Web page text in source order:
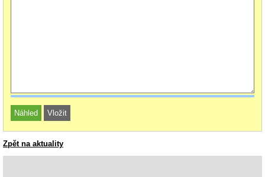
Zpět na aktuality